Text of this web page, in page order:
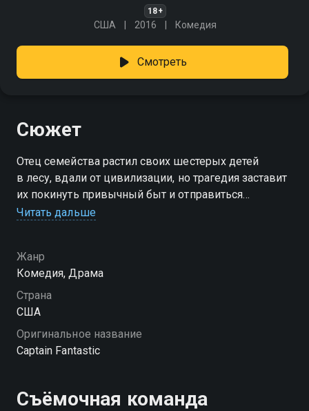
18+
США 2016 Комедия
Смотреть
Сюжет
Отец семейства растил своих шестерых детей
в лесу, вдали от цивилизации, но трагедия заставит
их покинуть привычный быт и отправиться
в реальный мир.
Читать дальше
Жанр
Комедия, Драма
Страна
США
Оригинальное название
Captain Fantastic
Съёмочная команда